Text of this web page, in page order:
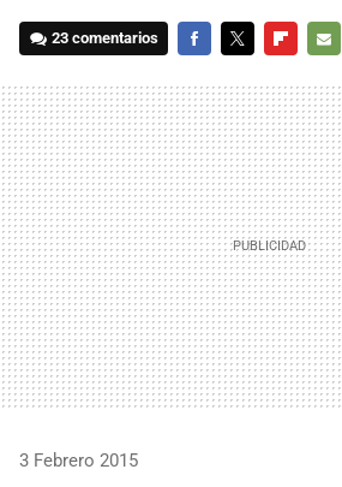
23 comentarios
MAIL
3 Febrero 2015